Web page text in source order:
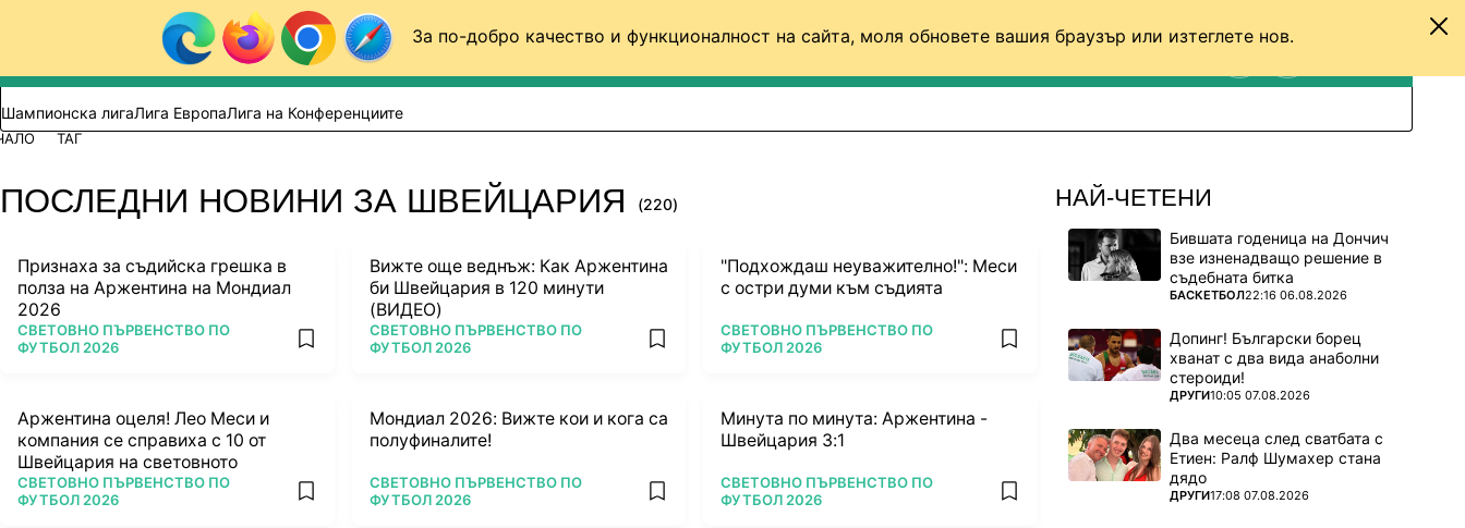
За по-добро качество и функционалност на сайта, моля обновете вашия браузър или изтеглете нов.
Към съдържанието
Търси в сайта
ВИДЕО ФУТБОЛ (БГ)
Шампионска лигаЛига ЕвропаЛига на Конференциите
ТАГ
ПОСЛЕДНИ НОВИНИ ЗА ШВЕЙЦАРИЯ (220)
Признаха за съдийска грешка в
полза на Аржентина на Мондиал
2026
ПОВЕЧЕ ОТ
СВЕТОВНО ПЪРВЕНСТВО ПО
ФУТБОЛ 2026
add favorites
Вижте още веднъж: Как Аржентина
би Швейцария в 120 минути
(ВИДЕО)
ПОВЕЧЕ ОТ
СВЕТОВНО ПЪРВЕНСТВО ПО
ФУТБОЛ 2026
add favorites
"Подхождаш неуважително!": Меси
с остри думи към съдията
ПОВЕЧЕ ОТ
СВЕТОВНО ПЪРВЕНСТВО ПО
ФУТБОЛ 2026
add favorites
Аржентина оцеля! Лео Меси и
компания се справиха с 10 от
Швейцария на световното
ПОВЕЧЕ ОТ
СВЕТОВНО ПЪРВЕНСТВО ПО
ФУТБОЛ 2026
add favorites
Мондиал 2026: Вижте кои и кога са
полуфиналите!
ПОВЕЧЕ ОТ
СВЕТОВНО ПЪРВЕНСТВО ПО
ФУТБОЛ 2026
add favorites
Минута по минута: Аржентина -
Швейцария 3:1
ПОВЕЧЕ ОТ
СВЕТОВНО ПЪРВЕНСТВО ПО
ФУТБОЛ 2026
add favorites
НАЙ-ЧЕТЕНИ
Бившата годеница на Дончич
взе изненадващо решение в
съдебната битка
ПОВЕЧЕ ОТ
БАСКЕТБОЛ22:16 06.08.2026
Допинг! Български борец
хванат с два вида анаболни
стероиди!
ПОВЕЧЕ ОТ
ДРУГИ10:05 07.08.2026
Два месеца след сватбата с
Етиен: Ралф Шумахер стана
дядо
ПОВЕЧЕ ОТ
ДРУГИ17:08 07.08.2026